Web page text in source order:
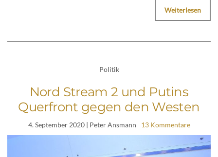
Weiterlesen
Politik
Nord Stream 2 und Putins
Querfront gegen den Westen
4. September 2020| Peter Ansmann 13 Kommentare